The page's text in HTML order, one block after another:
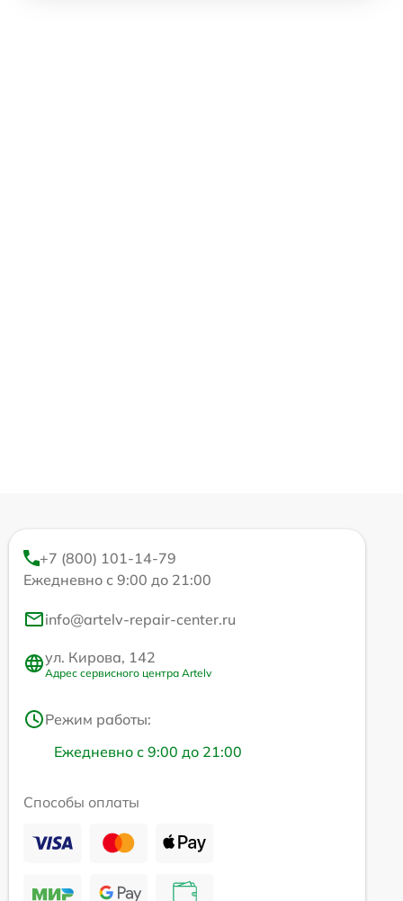
+7 (800) 101-14-79
Ежедневно с 9:00 до 21:00
info@artelv-repair-center.ru
ул. Кирова, 142
Адрес сервисного центра Artelv
Режим работы:
Ежедневно с 9:00 до 21:00
Способы оплаты